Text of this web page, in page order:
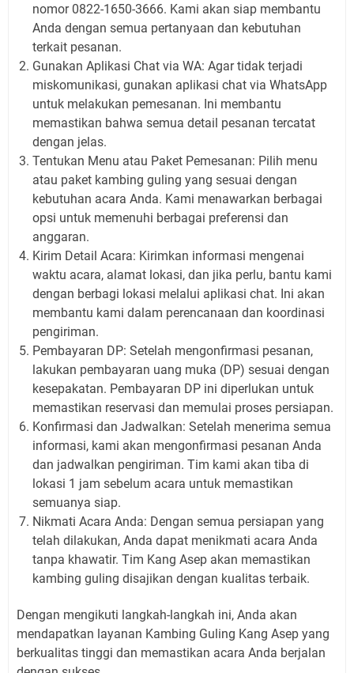
nomor 0822-1650-3666. Kami akan siap membantu
Anda dengan semua pertanyaan dan kebutuhan
terkait pesanan.
Gunakan Aplikasi Chat via WA: Agar tidak terjadi
miskomunikasi, gunakan aplikasi chat via WhatsApp
untuk melakukan pemesanan. Ini membantu
memastikan bahwa semua detail pesanan tercatat
dengan jelas.
Tentukan Menu atau Paket Pemesanan: Pilih menu
atau paket kambing guling yang sesuai dengan
kebutuhan acara Anda. Kami menawarkan berbagai
opsi untuk memenuhi berbagai preferensi dan
anggaran.
Kirim Detail Acara: Kirimkan informasi mengenai
waktu acara, alamat lokasi, dan jika perlu, bantu kami
dengan berbagi lokasi melalui aplikasi chat. Ini akan
membantu kami dalam perencanaan dan koordinasi
pengiriman.
Pembayaran DP: Setelah mengonfirmasi pesanan,
lakukan pembayaran uang muka (DP) sesuai dengan
kesepakatan. Pembayaran DP ini diperlukan untuk
memastikan reservasi dan memulai proses persiapan.
Konfirmasi dan Jadwalkan: Setelah menerima semua
informasi, kami akan mengonfirmasi pesanan Anda
dan jadwalkan pengiriman. Tim kami akan tiba di
lokasi 1 jam sebelum acara untuk memastikan
semuanya siap.
Nikmati Acara Anda: Dengan semua persiapan yang
telah dilakukan, Anda dapat menikmati acara Anda
tanpa khawatir. Tim Kang Asep akan memastikan
kambing guling disajikan dengan kualitas terbaik.
Dengan mengikuti langkah-langkah ini, Anda akan
mendapatkan layanan Kambing Guling Kang Asep yang
berkualitas tinggi dan memastikan acara Anda berjalan